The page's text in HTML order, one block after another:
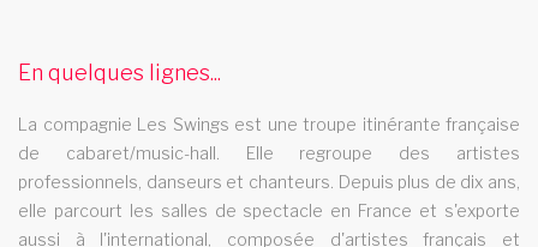
cabaret puteaux
Le cabaret Les Swings se deplace dans la ville de puteaux
spectacle de danse champagne ardenne
Les Swings vous propose un spectacle de danse
professionnel et se deplace dans la region champagne
En quelques lignes...
La compagnie Les Swings est une troupe itinérante française
de cabaret/music-hall. Elle regroupe des artistes
professionnels, danseurs et chanteurs. Depuis plus de dix ans,
elle parcourt les salles de spectacle en France et s'exporte
aussi à l'international, composée d'artistes français et